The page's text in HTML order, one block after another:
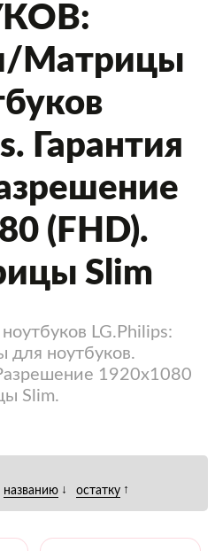
Матрицы
Гарантия
(FHD).
Slim
LG.Philips:
ноутбуков.
1920x1080
Slim.
названию ↓ остатку ↑